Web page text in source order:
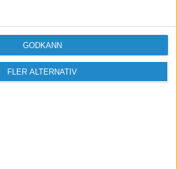
FLER ALTERNATIV
GODKÄNN